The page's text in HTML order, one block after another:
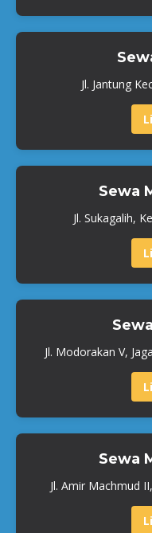
Jl. Jantung
Sewa
Jl. Sukagalih,
Jl. Modorakan V,
Sewa
Jl. Amir Machmud